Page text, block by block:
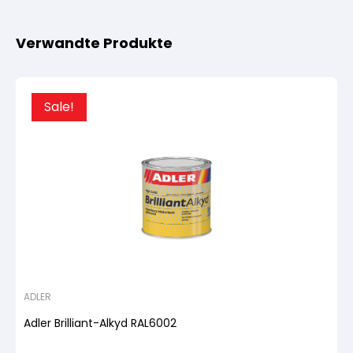
Verwandte Produkte
Sale!
ADLER
Adler Brilliant-Alkyd RAL6002